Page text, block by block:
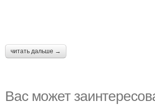
читать дальше →
Вас может